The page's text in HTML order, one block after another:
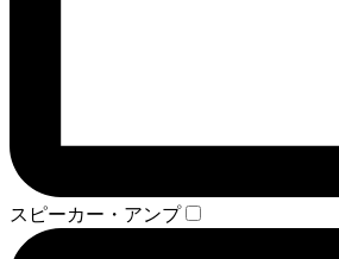
スピーカー・アンプ